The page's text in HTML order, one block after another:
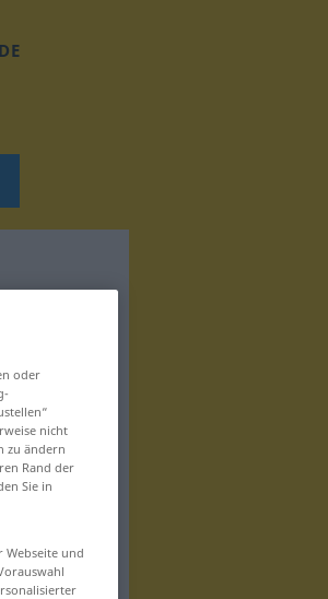
oder
nicht
zu ändern
Rand der
Sie in
und